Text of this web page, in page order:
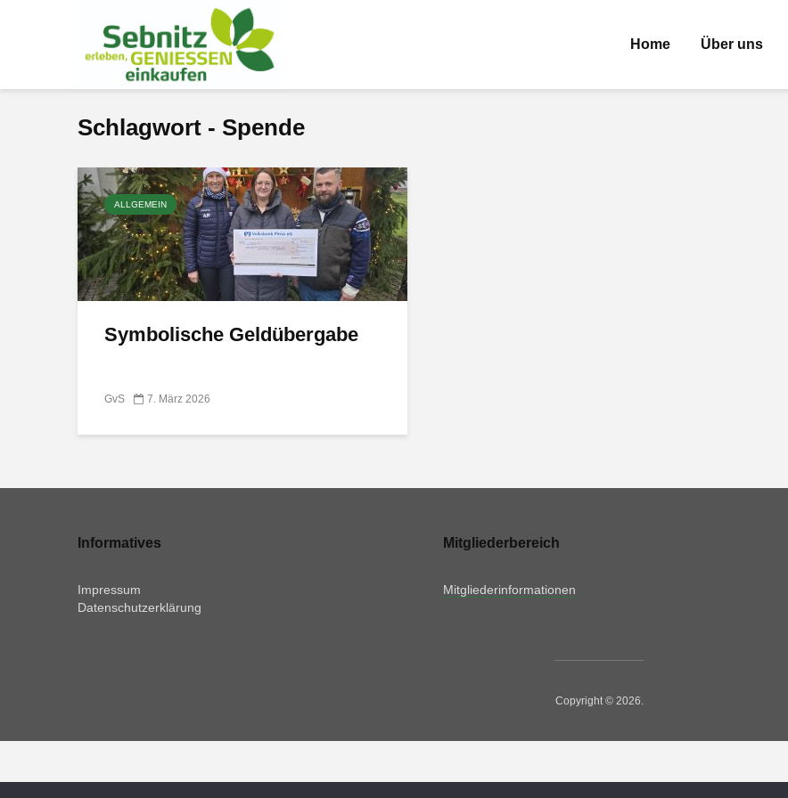
Home Über uns
Schlagwort - Spende
ALLGEMEIN
Symbolische Geldübergabe
GvS 7. März 2026
Informatives
Impressum
Datenschutzerklärung
Mitgliederbereich
Mitgliederinformationen
Copyright © 2026.